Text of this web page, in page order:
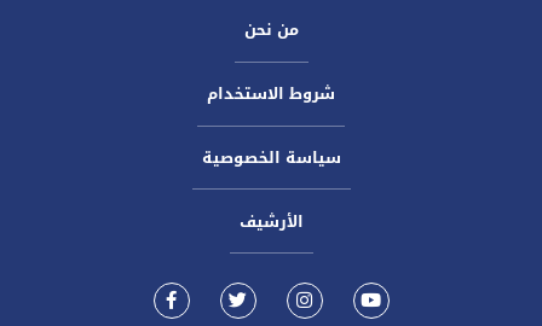
من نحن
شروط الاستخدام
سياسة الخصوصية
الأرشيف